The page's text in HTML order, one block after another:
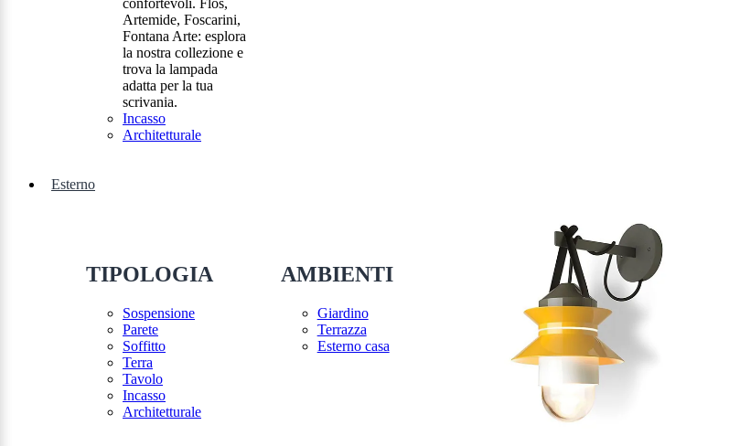
Artemide, Foscarini,
Fontana Arte: esplora
la nostra collezione e
trova la lampada
adatta per la tua
scrivania.
Incasso
Architetturale
Esterno
TIPOLOGIA
Sospensione
Parete
Soffitto
Terra
Tavolo
Incasso
Architetturale
AMBIENTI
Giardino
Terrazza
Esterno casa